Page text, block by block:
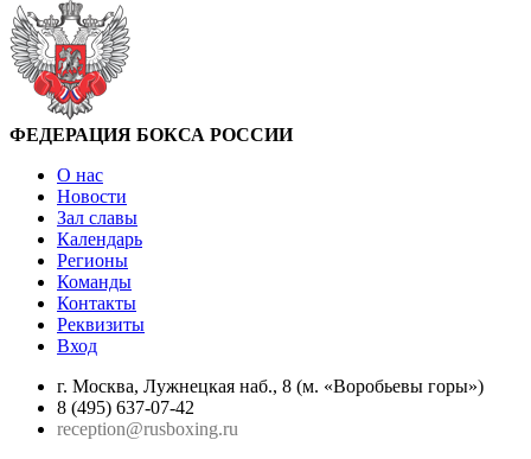
ФЕДЕРАЦИЯ БОКСА РОССИИ
О нас
Новости
Зал славы
Календарь
Регионы
Команды
Контакты
Реквизиты
Вход
г. Москва, Лужнецкая наб., 8 (м. «Воробьевы горы»)
8 (495) 637-07-42
reception@rusboxing.ru